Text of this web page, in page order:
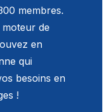
membres.
de
en
qui
besoins en
!